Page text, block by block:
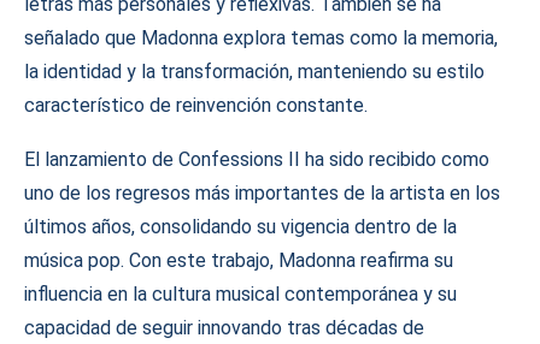
señalado que Madonna explora temas como la memoria,
la identidad y la transformación, manteniendo su estilo
característico de reinvención constante.
El lanzamiento de Confessions II ha sido recibido como
uno de los regresos más importantes de la artista en los
últimos años, consolidando su vigencia dentro de la
música pop. Con este trabajo, Madonna reafirma su
influencia en la cultura musical contemporánea y su
capacidad de seguir innovando tras décadas de